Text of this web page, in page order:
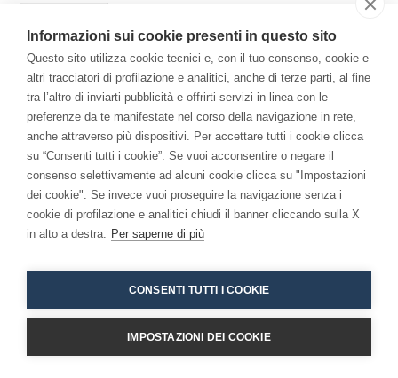
meditazione ha cambiato me e l'azienda.
Copyright 2026 - Niccolò Branca - Accessibilita
Informazioni sui cookie presenti in questo sito
Questo sito utilizza cookie tecnici e, con il tuo consenso, cookie e
altri tracciatori di profilazione e analitici, anche di terze parti, al fine
tra l’altro di inviarti pubblicità e offrirti servizi in linea con le
preferenze da te manifestate nel corso della navigazione in rete,
anche attraverso più dispositivi. Per accettare tutti i cookie clicca
su “Consenti tutti i cookie”. Se vuoi acconsentire o negare il
consenso selettivamente ad alcuni cookie clicca su "Impostazioni
dei cookie". Se invece vuoi proseguire la navigazione senza i
cookie di profilazione e analitici chiudi il banner cliccando sulla X
in alto a destra. Per saperne di più
CONSENTI TUTTI I COOKIE
IMPOSTAZIONI DEI COOKIE